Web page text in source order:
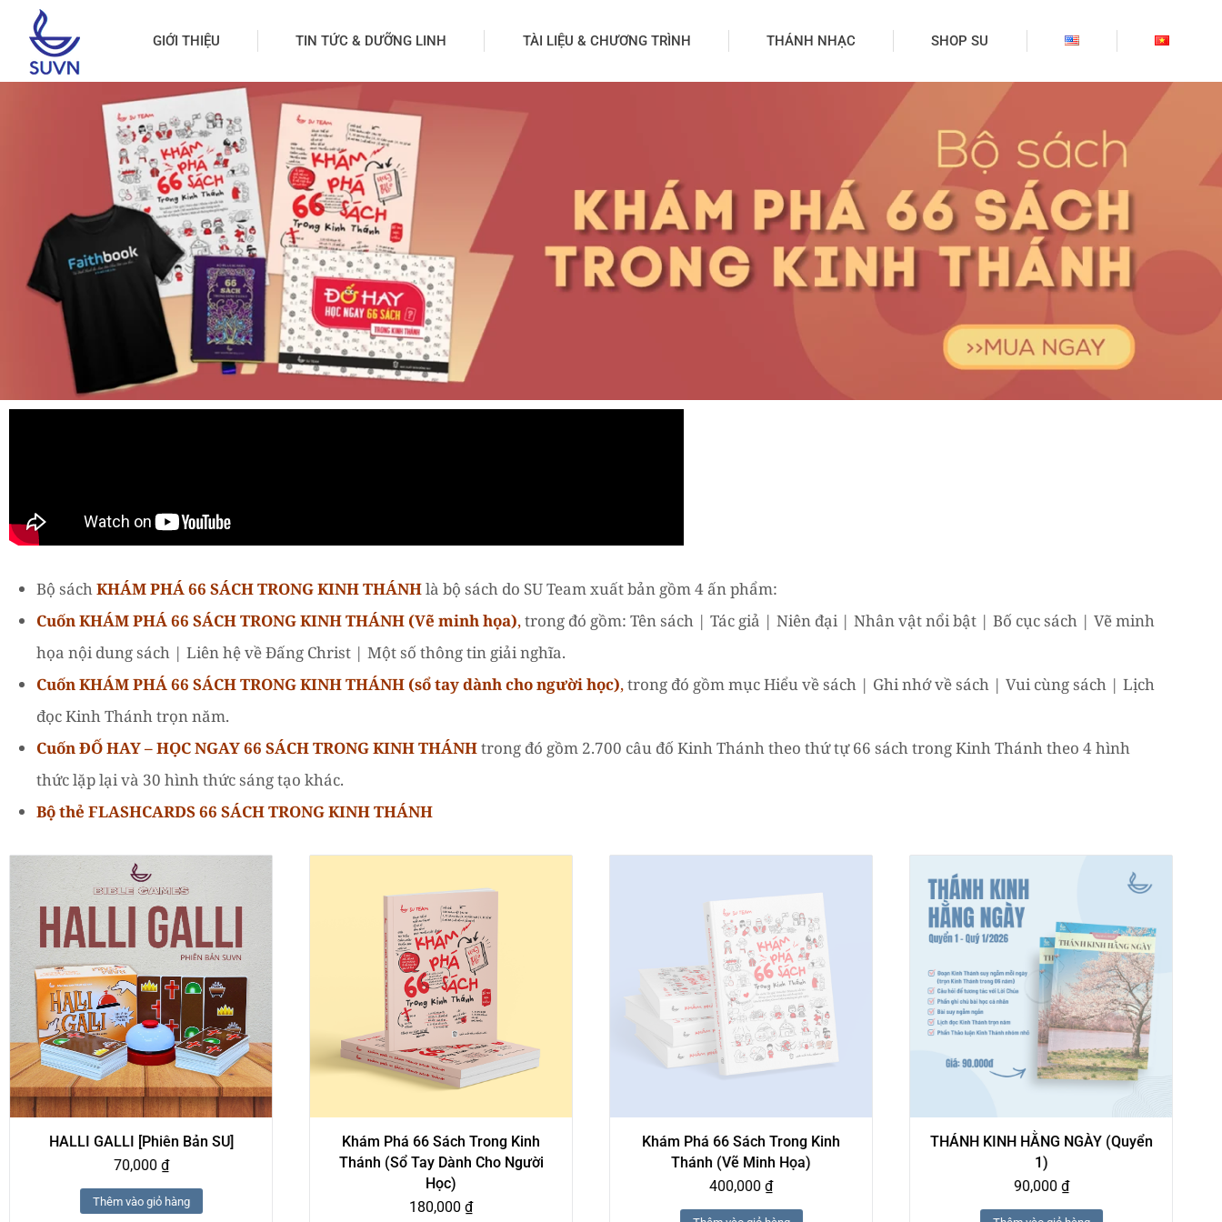
GIỚI THIỆU TIN TỨC & DƯỠNG LINH TÀI LIỆU & CHƯƠNG TRÌNH THÁNH NHẠC SHOP SU
Bộ sáchKHÁM PHÁ 66 SÁCH TRONG KINH THÁNHlà bộ sách do SU Team xuất bản gồm 4 ấn phẩm:
Cuốn KHÁM PHÁ 66 SÁCH TRONG KINH THÁNH (Vẽ minh họa),trong đó gồm: Tên sách | Tác giả | Niên đại | Nhân vật nổi bật | Bố cục sách | Vẽ minh
họa nội dung sách | Liên hệ về Đấng Christ | Một số thông tin giải nghĩa.
Cuốn KHÁM PHÁ 66 SÁCH TRONG KINH THÁNH (sổ tay dành cho người học),trong đó gồm mục Hiểu về sách | Ghi nhớ về sách | Vui cùng sách | Lịch
đọc Kinh Thánh trọn năm.
Cuốn ĐỐ HAY – HỌC NGAY 66 SÁCH TRONG KINH THÁNHtrong đó gồm 2.700 câu đố Kinh Thánh theo thứ tự 66 sách trong Kinh Thánh theo 4 hình
thức lặp lại và 30 hình thức sáng tạo khác.
Bộ thẻ FLASHCARDS 66 SÁCH TRONG KINH THÁNH
HALLI GALLI [phiên Bản SU]
70,000 ₫
Thêm vào giỏ hàng
Khám Phá 66 Sách Trong Kinh
Thánh (Sổ Tay Dành Cho Người
Học)
180,000 ₫
Khám Phá 66 Sách Trong Kinh
Thánh (Vẽ Minh Họa)
400,000 ₫
THÁNH KINH HẰNG NGÀY (Quyển
1)
90,000 ₫